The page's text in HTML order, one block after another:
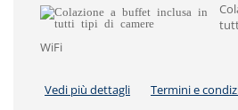
WiFi
Vedi più dettagli Termini e